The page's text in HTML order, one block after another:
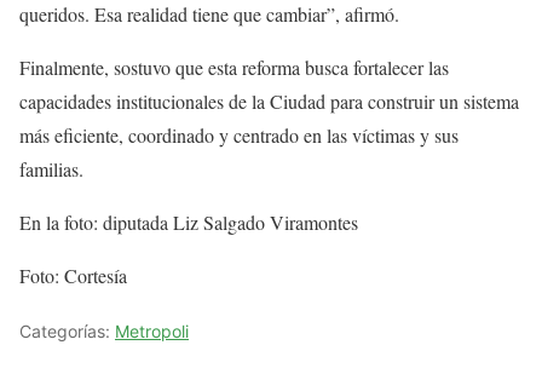
queridos. Esa realidad tiene que cambiar”, afirmó.
Finalmente, sostuvo que esta reforma busca fortalecer las
capacidades institucionales de la Ciudad para construir un sistema
más eficiente, coordinado y centrado en las víctimas y sus
familias.
En la foto: diputada Liz Salgado Viramontes
Foto: Cortesía
Categorías: Metropoli